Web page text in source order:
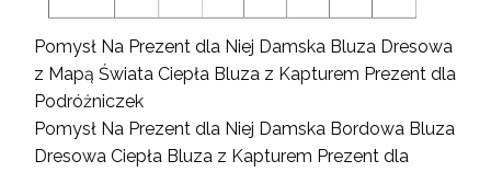
Pomysł Na Prezent dla Niej Damska Bluza Dresowa
z Mapą Świata Ciepła Bluza z Kapturem Prezent dla
Podróżniczek
Pomysł Na Prezent dla Niej Damska Bordowa Bluza
Dresowa Ciepła Bluza z Kapturem Prezent dla